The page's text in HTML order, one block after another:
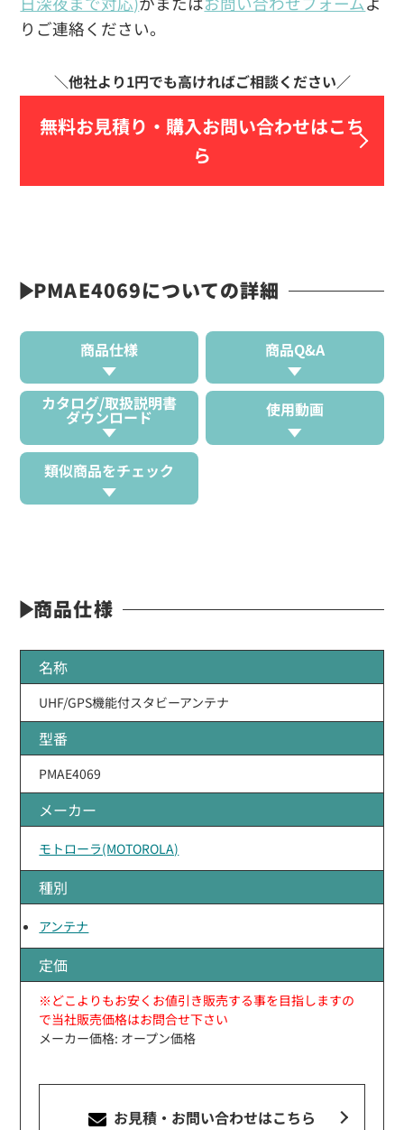
りご連絡ください。
無料お見積り・ 購入お問い合わせはこち
ら
PMAE4069についての詳細
商品仕様 商品Q&A
カタログ/取扱説明書
ダウンロード 使用動画
類似商品をチェック
商品仕様
名称
UHF/GPS機能付スタビーアンテナ
型番
PMAE4069
メーカー
モトローラ(MOTOROLA)
種別
アンテナ
定価
※どこよりもお安くお値引き販売する事を目指しますの
で当社販売価格はお問合せ下さい
メーカー価格: オープン価格
お見積・お問い合わせはこちら